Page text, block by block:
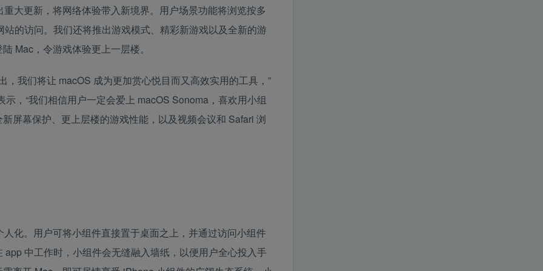
大更新，将网络体验带入新境界。用户场景功能将浏览按多
的访问。我们还将推出游戏模式、精彩新游戏以及全新的游
Mac，令游戏体验更上一层楼。
，我们将让 macOS 成为更加赏心悦目而又高效实用的工具，”
，“我们相信用户一定会爱上 macOS Sonoma，喜欢用小组
屏幕保护、更上层楼的游戏性能，以及视频会议和 Safari 浏
化。用户可将小组件直接置于桌面之上，并通过访问小组件
中工作时，小组件会无缝融入墙纸，以便用户全心投入手